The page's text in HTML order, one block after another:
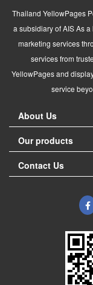
Thailand YellowPages
a subsidiary of AIS As
marketing services
services from
YellowPages and
service
About Us
Our products
Contact Us